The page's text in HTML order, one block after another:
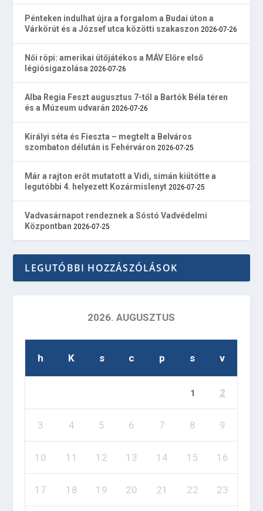
Pénteken indulhat újra a forgalom a Budai úton a
Várkörút és a József utca közötti szakaszon 2026-07-26
Női röpi: amerikai ütőjátékos a MÁV Előre első
légiósigazolása 2026-07-26
Alba Regia Feszt augusztus 7-től a Bartók Béla téren
és a Múzeum udvarán 2026-07-26
Királyi séta és Fieszta – megtelt a Belváros
szombaton délután is Fehérváron 2026-07-25
Már a rajton erőt mutatott a Vidi, simán kiütötte a
legutóbbi 4. helyezett Kozármislenyt 2026-07-25
Vadvasárnapot rendeznek a Sóstó Vadvédelmi
Központban 2026-07-25
LEGUTÓBBI HOZZÁSZÓLÁSOK
2026. AUGUSZTUS
h K s c p s v
1 2
3 4 5 6 7 8 9
10 11 12 13 14 15 16
17 18 19 20 21 22 23